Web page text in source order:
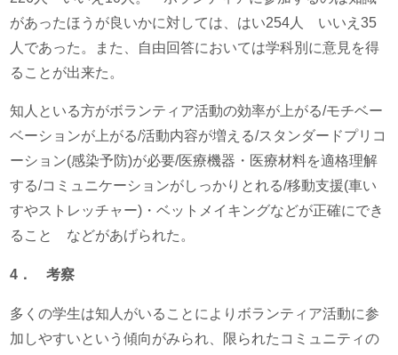
があったほうが良いかに対しては、はい254人 いいえ35
人であった。また、自由回答においては学科別に意見を得
ることが出来た。
知人といる方がボランティア活動の効率が上がる/モチベー
ベーションが上がる/活動内容が増える/スタンダードプリコ
ーション(感染予防)が必要/医療機器・医療材料を適格理解
する/コミュニケーションがしっかりとれる/移動支援(車い
すやストレッチャー)・ベットメイキングなどが正確にでき
ること などがあげられた。
4 ． 考察
多くの学生は知人がいることによりボランティア活動に参
加しやすいという傾向がみられ、限られたコミュニティの